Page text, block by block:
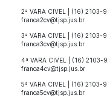
2ª VARA CIVEL | (16) 2103-
franca2cv@tjsp.jus.br
3ª VARA CIVEL | (16) 2103-
franca3cv@tjsp.jus.br
4ª VARA CIVEL | (16) 2103-
franca4cv@tjsp.jus.br
5ª VARA CIVEL | (16) 2103-
franca5cv@tjsp.jus.br